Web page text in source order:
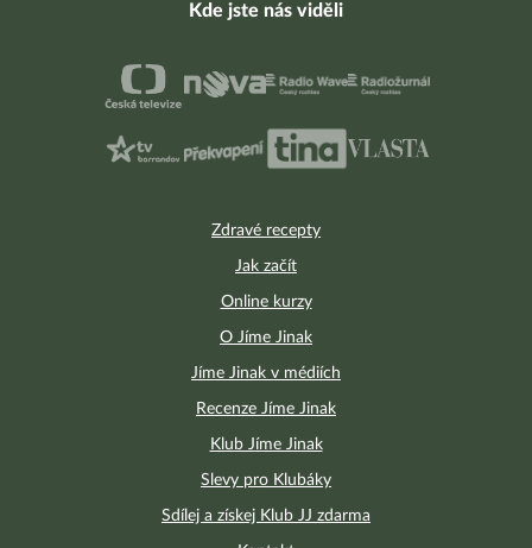
Zdravé recepty
Jak začít
Online kurzy
O Jíme Jinak
Jíme Jinak v médiích
Recenze Jíme Jinak
Klub Jíme Jinak
Slevy pro Klubáky
Sdílej a získej Klub JJ zdarma
Kde jste nás viděli